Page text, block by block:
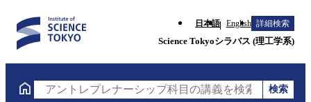
日本語 English 詳細検索
Science Tokyoシラバス (理工学系)
アントレプレナーシップ科目の講義を検索（講義名
検索